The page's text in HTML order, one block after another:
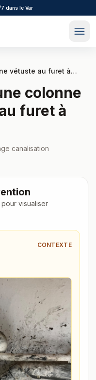
dans le Var
vétuste au furet à
colonne
furet à
canalisation
visualiser
CONTEXTE